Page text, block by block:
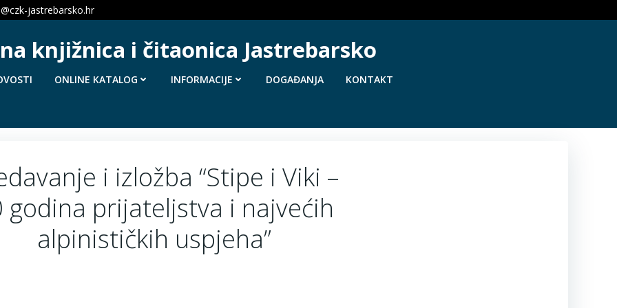
jastrebarsko.hr
knjižnica i čitaonica Jastrebarsko
ONLINE KATALOG INFORMACIJE DOGAĐANJA KONTAKT
i izložba “Stipe i Viki –
godina prijateljstva i najvećih
alpinističkih uspjeha”